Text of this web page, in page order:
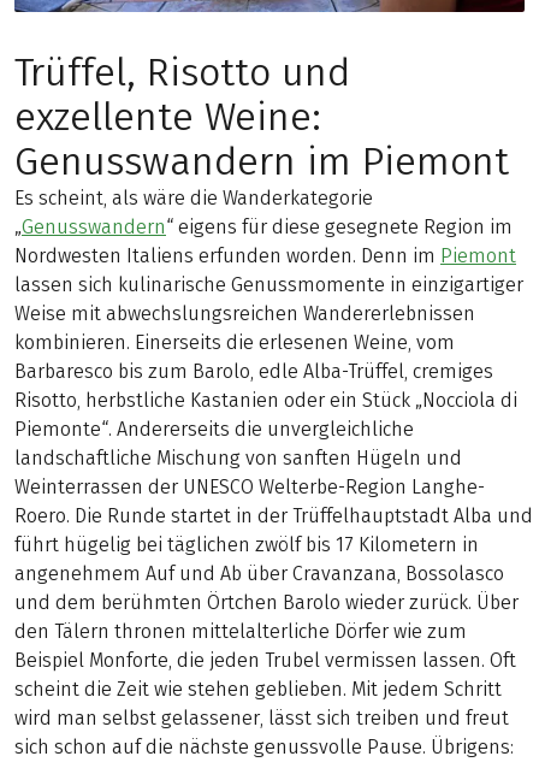
Trüffel, Risotto und
exzellente Weine:
Genusswandern im Piemont
Es scheint, als wäre die Wanderkategorie
„Genusswandern“ eigens für diese gesegnete Region im
Nordwesten Italiens erfunden worden. Denn im Piemont
lassen sich kulinarische Genussmomente in einzigartiger
Weise mit abwechslungsreichen Wandererlebnissen
kombinieren. Einerseits die erlesenen Weine, vom
Barbaresco bis zum Barolo, edle Alba-Trüffel, cremiges
Risotto, herbstliche Kastanien oder ein Stück „Nocciola di
Piemonte“. Andererseits die unvergleichliche
landschaftliche Mischung von sanften Hügeln und
Weinterrassen der UNESCO Welterbe-Region Langhe-
Roero. Die Runde startet in der Trüffelhauptstadt Alba und
führt hügelig bei täglichen zwölf bis 17 Kilometern in
angenehmem Auf und Ab über Cravanzana, Bossolasco
und dem berühmten Örtchen Barolo wieder zurück. Über
den Tälern thronen mittelalterliche Dörfer wie zum
Beispiel Monforte, die jeden Trubel vermissen lassen. Oft
scheint die Zeit wie stehen geblieben. Mit jedem Schritt
wird man selbst gelassener, lässt sich treiben und freut
sich schon auf die nächste genussvolle Pause. Übrigens: